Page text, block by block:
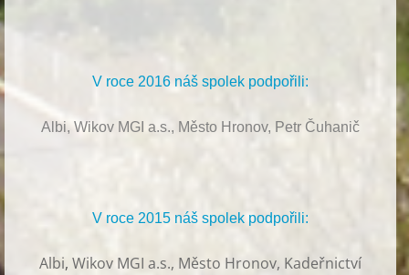
V roce 2016 náš spolek podpořili:
Albi, Wikov MGI a.s., Město Hronov, Petr Čuhanič
V roce 2015 náš spolek podpořili:
Albi,Wikov MGI a.s., Město Hronov, Kadeřnictví